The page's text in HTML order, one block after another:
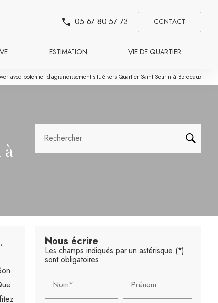
05 67 80 57 73 CONTACT
ESTIMATION VIE DE QUARTIER
avec potentiel d’agrandissement situé vers Quartier Saint-Seurin à Bordeaux
Rechercher
, Nous écrire
Les champs indiqués par un astérisque (*)
sont obligatoires
Nom* Prénom